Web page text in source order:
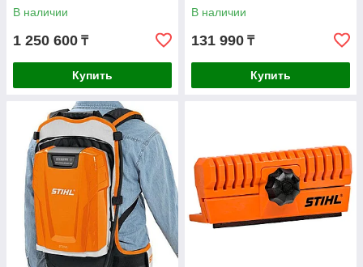
В наличии
1 250 600 ₸
Купить
В наличии
131 990 ₸
Купить